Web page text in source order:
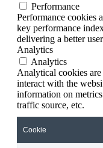
Performance
Performance cookies
key performance
delivering a better
Analytics
Analytics
Analytical cookies
interact with the
information on
traffic source, etc.
Cookie